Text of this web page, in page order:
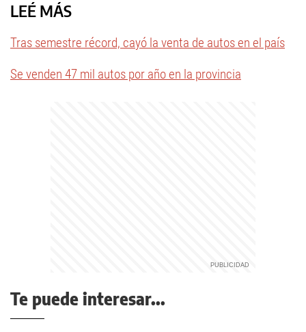
LEÉ MÁS
Tras semestre récord, cayó la venta de autos en el país
Se venden 47 mil autos por año en la provincia
Te puede interesar...